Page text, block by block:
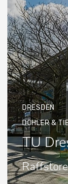
DRESDEN
DÖHLER &
TU